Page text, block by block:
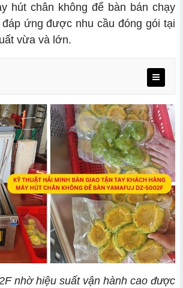
hút chân không để bàn bán chạy
đáp ứng được nhu cầu đóng gói tại
vừa và lớn.
hiện đại, độ bền cao
gàng, chất liệu inox bền
khoẻ, tuổi thọ cao
nhanh, hàn siêu kín
khiển thông minh và tiện lợi
đầy đủ - Bảo hành lâu dài
nhờ hiệu suất vận hành cao được